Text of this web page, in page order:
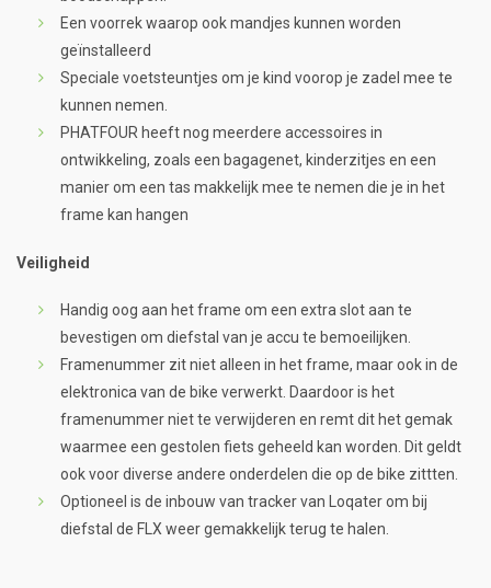
Een voorrek waarop ook mandjes kunnen worden
geïnstalleerd
Speciale voetsteuntjes om je kind voorop je zadel mee te
kunnen nemen.
PHATFOUR heeft nog meerdere accessoires in
ontwikkeling, zoals een bagagenet, kinderzitjes en een
manier om een tas makkelijk mee te nemen die je in het
frame kan hangen
Veiligheid
Handig oog aan het frame om een extra slot aan te
bevestigen om diefstal van je accu te bemoeilijken.
Framenummer zit niet alleen in het frame, maar ook in de
elektronica van de bike verwerkt. Daardoor is het
framenummer niet te verwijderen en remt dit het gemak
waarmee een gestolen fiets geheeld kan worden. Dit geldt
ook voor diverse andere onderdelen die op de bike zittten.
Optioneel is de inbouw van tracker van Loqater om bij
diefstal de FLX weer gemakkelijk terug te halen.